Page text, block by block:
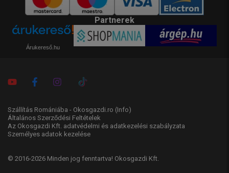
Partnerek
Árukereső.hu
Szállítás Romániába - Okosgazdi.ro (Info)
Általános Szerződési Feltételek
Az Okosgazdi Kft. adatvédelmi és adatkezelési szabályzata
Személyes adatok kezelése
© 2016-2026 Minden jog fenntartva! Okosgazdi Kft.